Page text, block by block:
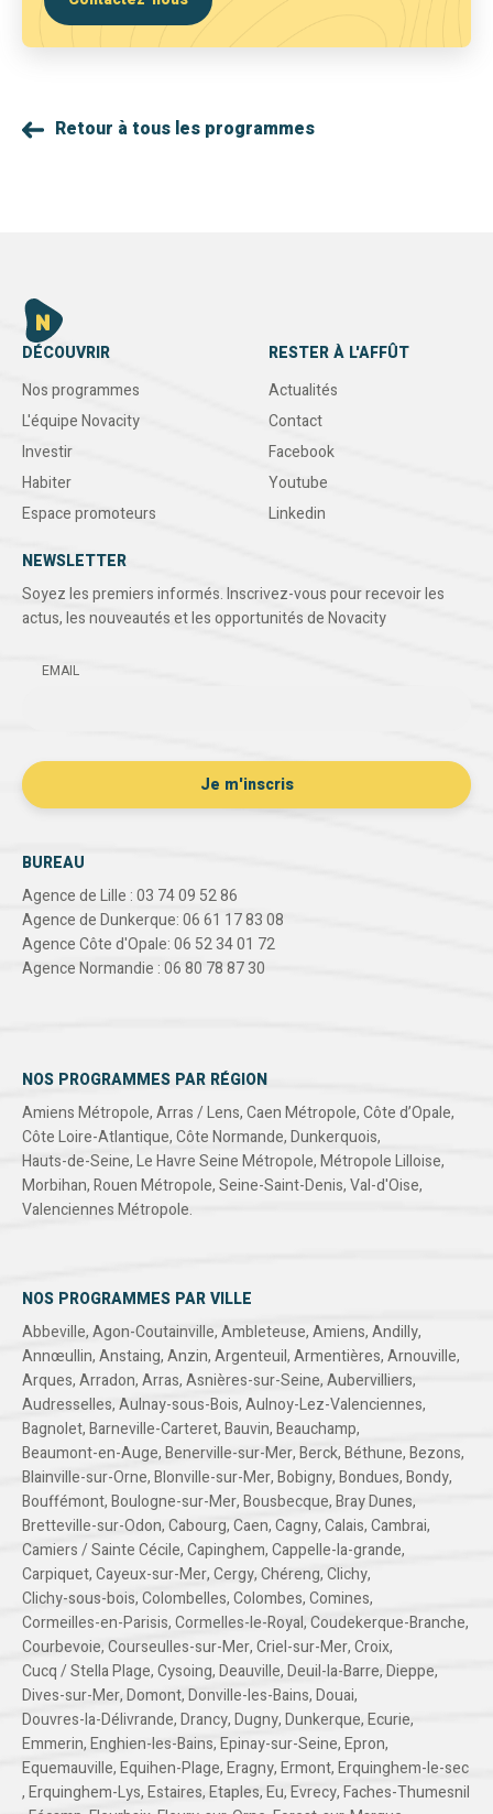
Retour à tous les programmes
DÉCOUVRIR
Nos programmes
L'équipe Novacity
Investir
Habiter
Espace promoteurs
RESTER À L'AFFÛT
Actualités
Contact
Facebook
Youtube
Linkedin
NEWSLETTER
Soyez les premiers informés. Inscrivez-vous pour recevoir les
actus, les nouveautés et les opportunités de Novacity
EMAIL
BUREAU
Agence de Lille : 03 74 09 52 86
Agence de Dunkerque: 06 61 17 83 08
Agence Côte d'Opale: 06 52 34 01 72
Agence Normandie : 06 80 78 87 30
NOS PROGRAMMES PAR RÉGION
Amiens Métropole,Arras / Lens,Caen Métropole,Côte d’Opale,
Côte Loire-Atlantique,Côte Normande,Dunkerquois,
Hauts-de-Seine,Le Havre Seine Métropole,Métropole Lilloise,
Morbihan,Rouen Métropole,Seine-Saint-Denis,Val-d'Oise,
Valenciennes Métropole.
NOS PROGRAMMES PAR VILLE
Abbeville,Agon-Coutainville,Ambleteuse,Amiens,Andilly,
Annœullin,Anstaing,Anzin,Argenteuil,Armentières,Arnouville,
Arques,Arradon,Arras,Asnières-sur-Seine,Aubervilliers,
Audresselles,Aulnay-sous-Bois,Aulnoy-Lez-Valenciennes,
Bagnolet,Barneville-Carteret,Bauvin,Beauchamp,
Beaumont-en-Auge,Benerville-sur-Mer,Berck,Béthune,Bezons,
Blainville-sur-Orne,Blonville-sur-Mer,Bobigny,Bondues,Bondy,
Bouffémont,Boulogne-sur-Mer,Bousbecque,Bray Dunes,
Bretteville-sur-Odon,Cabourg,Caen,Cagny,Calais,Cambrai,
Camiers / Sainte Cécile,Capinghem,Cappelle-la-grande,
Carpiquet,Cayeux-sur-Mer,Cergy,Chéreng,Clichy,
Clichy-sous-bois,Colombelles,Colombes,Comines,
Cormeilles-en-Parisis,Cormelles-le-Royal,Coudekerque-Branche,
Courbevoie,Courseulles-sur-Mer,Criel-sur-Mer,Croix,
Cucq / Stella Plage,Cysoing,Deauville,Deuil-la-Barre,Dieppe,
Dives-sur-Mer,Domont,Donville-les-Bains,Douai,
Douvres-la-Délivrande,Drancy,Dugny,Dunkerque,Ecurie,
Emmerin,Enghien-les-Bains,Epinay-sur-Seine,Epron,
Equemauville,Equihen-Plage,Eragny,Ermont,Erquinghem-le-sec
,Erquinghem-Lys,Estaires,Etaples,Eu,Evrecy,Faches-Thumesnil